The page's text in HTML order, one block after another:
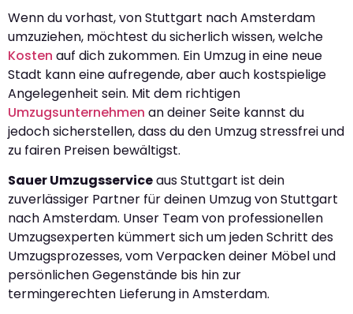
Wenn du vorhast, von Stuttgart nach Amsterdam
umzuziehen, möchtest du sicherlich wissen, welche
Kosten auf dich zukommen. Ein Umzug in eine neue
Stadt kann eine aufregende, aber auch kostspielige
Angelegenheit sein. Mit dem richtigen
Umzugsunternehmen an deiner Seite kannst du
jedoch sicherstellen, dass du den Umzug stressfrei und
zu fairen Preisen bewältigst.
Sauer Umzugsserviceaus Stuttgart ist dein
zuverlässiger Partner für deinen Umzug von Stuttgart
nach Amsterdam. Unser Team von professionellen
Umzugsexperten kümmert sich um jeden Schritt des
Umzugsprozesses, vom Verpacken deiner Möbel und
persönlichen Gegenstände bis hin zur
termingerechten Lieferung in Amsterdam.